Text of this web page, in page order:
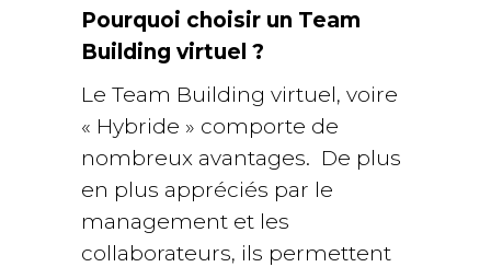
Pourquoi choisir un Team
Building virtuel ?
Le Team Building virtuel, voire
« Hybride » comporte de
nombreux avantages. De plus
en plus appréciés par le
management et les
collaborateurs, ils permettent